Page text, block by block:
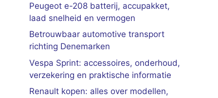
Peugeot e-208 batterij, accupakket,
laad snelheid en vermogen
Betrouwbaar automotive transport
richting Denemarken
Vespa Sprint: accessoires, onderhoud,
verzekering en praktische informatie
Renault kopen: alles over modellen,